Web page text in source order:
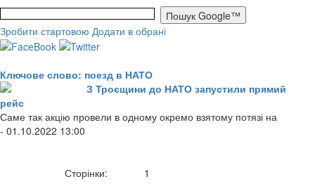
Зробити стартовою Додати в обрані
Ключове слово: поезд в НАТО
З Троєщини до НАТО запустили прямий
рейс
Саме так акцію провели в одному окремо взятому потязі на
- 01.10.2022 13:00
Сторінки: 1